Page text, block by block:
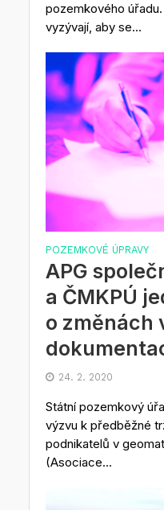
pozemkového
vyzývají, aby se...
POZEMKOVÉ ÚPRAVY
APG
a ČMKPÚ
o změnách
24. 2. 2020
Státní pozemkový
výzvu k předběžné
podnikatelů v
(Asociace...